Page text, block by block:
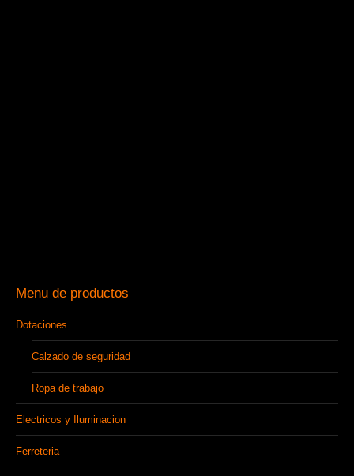
Menu de productos
Dotaciones
Calzado de seguridad
Ropa de trabajo
Electricos y Iluminacion
Ferreteria